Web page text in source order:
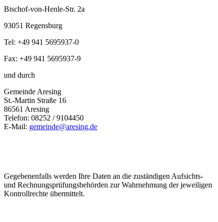
Bischof-von-Henle-Str. 2a
93051 Regensburg
Tel: +49 941 5695937-0
Fax: +49 941 5695937-9
und durch
Gemeinde Aresing
St.-Martin Straße 16
86561 Aresing
Telefon: 08252 / 9104450
E-Mail: gemeinde@aresing.de
Gegebenenfalls werden Ihre Daten an die zuständigen Aufsichts-
und Rechnungsprüfungsbehörden zur Wahrnehmung der jeweiligen
Kontrollrechte übermittelt.